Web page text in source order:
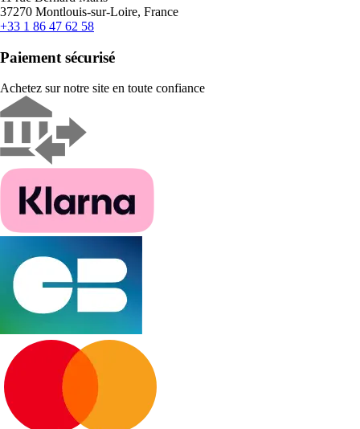
37270 Montlouis-sur-Loire, France
+33 1 86 47 62 58
Paiement sécurisé
Achetez sur notre site en toute confiance